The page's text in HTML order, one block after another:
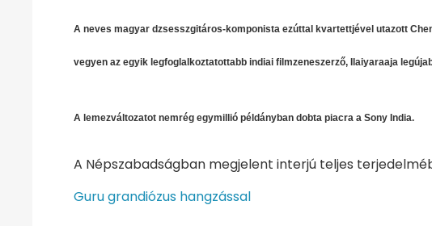
A neves magyar dzsesszgitáros-komponista ezúttal kvartettjével utazott
vegyen az egyik legfoglalkoztatottabb indiai filmzeneszerző, Ilaiyaraaja
A lemezváltozatot nemrég egymillió példányban dobta piacra a Sony India.
A Népszabadságban megjelent interjú teljes
Guru grandiózus hangzással